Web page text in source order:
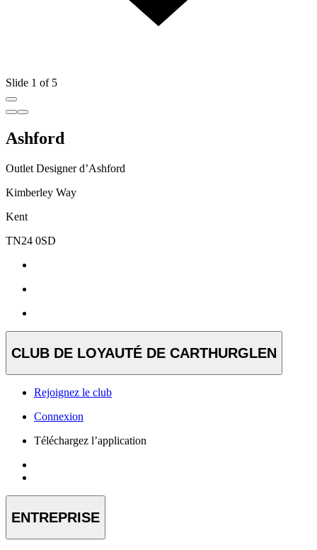
Slide 1 of 5
Ashford
Outlet Designer d’Ashford
Kimberley Way
Kent
TN24 0SD
CLUB DE LOYAUTÉ DE CARTHURGLEN
Rejoignez le club
Connexion
Téléchargez l’application
ENTREPRISE